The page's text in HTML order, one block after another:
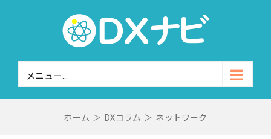
メニュー...
ホーム ＞ DXコラム ＞ ネットワーク